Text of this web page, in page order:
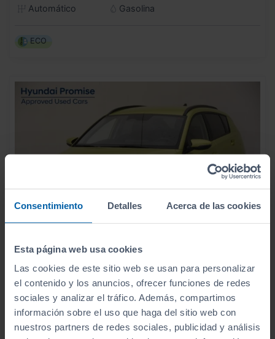
Consentimiento Detalles Acerca de las cookies
Esta página web usa cookies
Las cookies de este sitio web se usan para personalizar
el contenido y los anuncios, ofrecer funciones de redes
sociales y analizar el tráfico. Además, compartimos
información sobre el uso que haga del sitio web con
nuestros partners de redes sociales, publicidad y análisis
Automático
Gasolina
ECO
1.0 TGDI 74KW (100CV) 48V MAXX
10 km
2025
Manual
Gasolina
262
€/mes